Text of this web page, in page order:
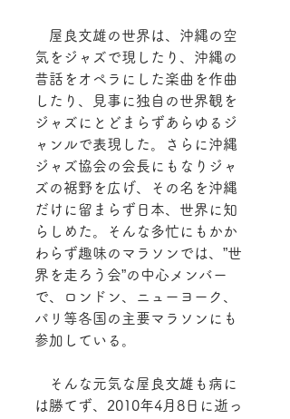
屋良文雄の世界は、沖縄の空
気をジャズで現したり、沖縄の
昔話をオペラにした楽曲を作曲
したり、見事に独自の世界観を
ジャズにとどまらずあらゆるジ
ャンルで表現した。さらに沖縄
ジャズ協会の会長にもなりジャ
ズの裾野を広げ、その名を沖縄
だけに留まらず日本、世界に知
らしめた。そんな多忙にもかか
わらず趣味のマラソンでは、”世
界を走ろう会”の中心メンバー
で、ロンドン、ニューヨーク、
パリ等各国の主要マラソンにも
参加している。
そんな元気な屋良文雄も病に
は勝てず、2010年4月8日に逝っ